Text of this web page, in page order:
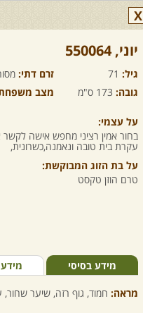
X
יוני,‏ 550064
גיל: 71 זרם דתי:
גובה: 173 ס"מ מצב
על עצמי:
בחור אמין רציני מחפש אישה לקשר
עקרת בית טובה ונאמנה,כשרונית,
על בת הזוג המבוקשת:
טרם הוזן טקסט
מידע בסיסי
מראה: חמוד, גוף רזה, שיער שחור,